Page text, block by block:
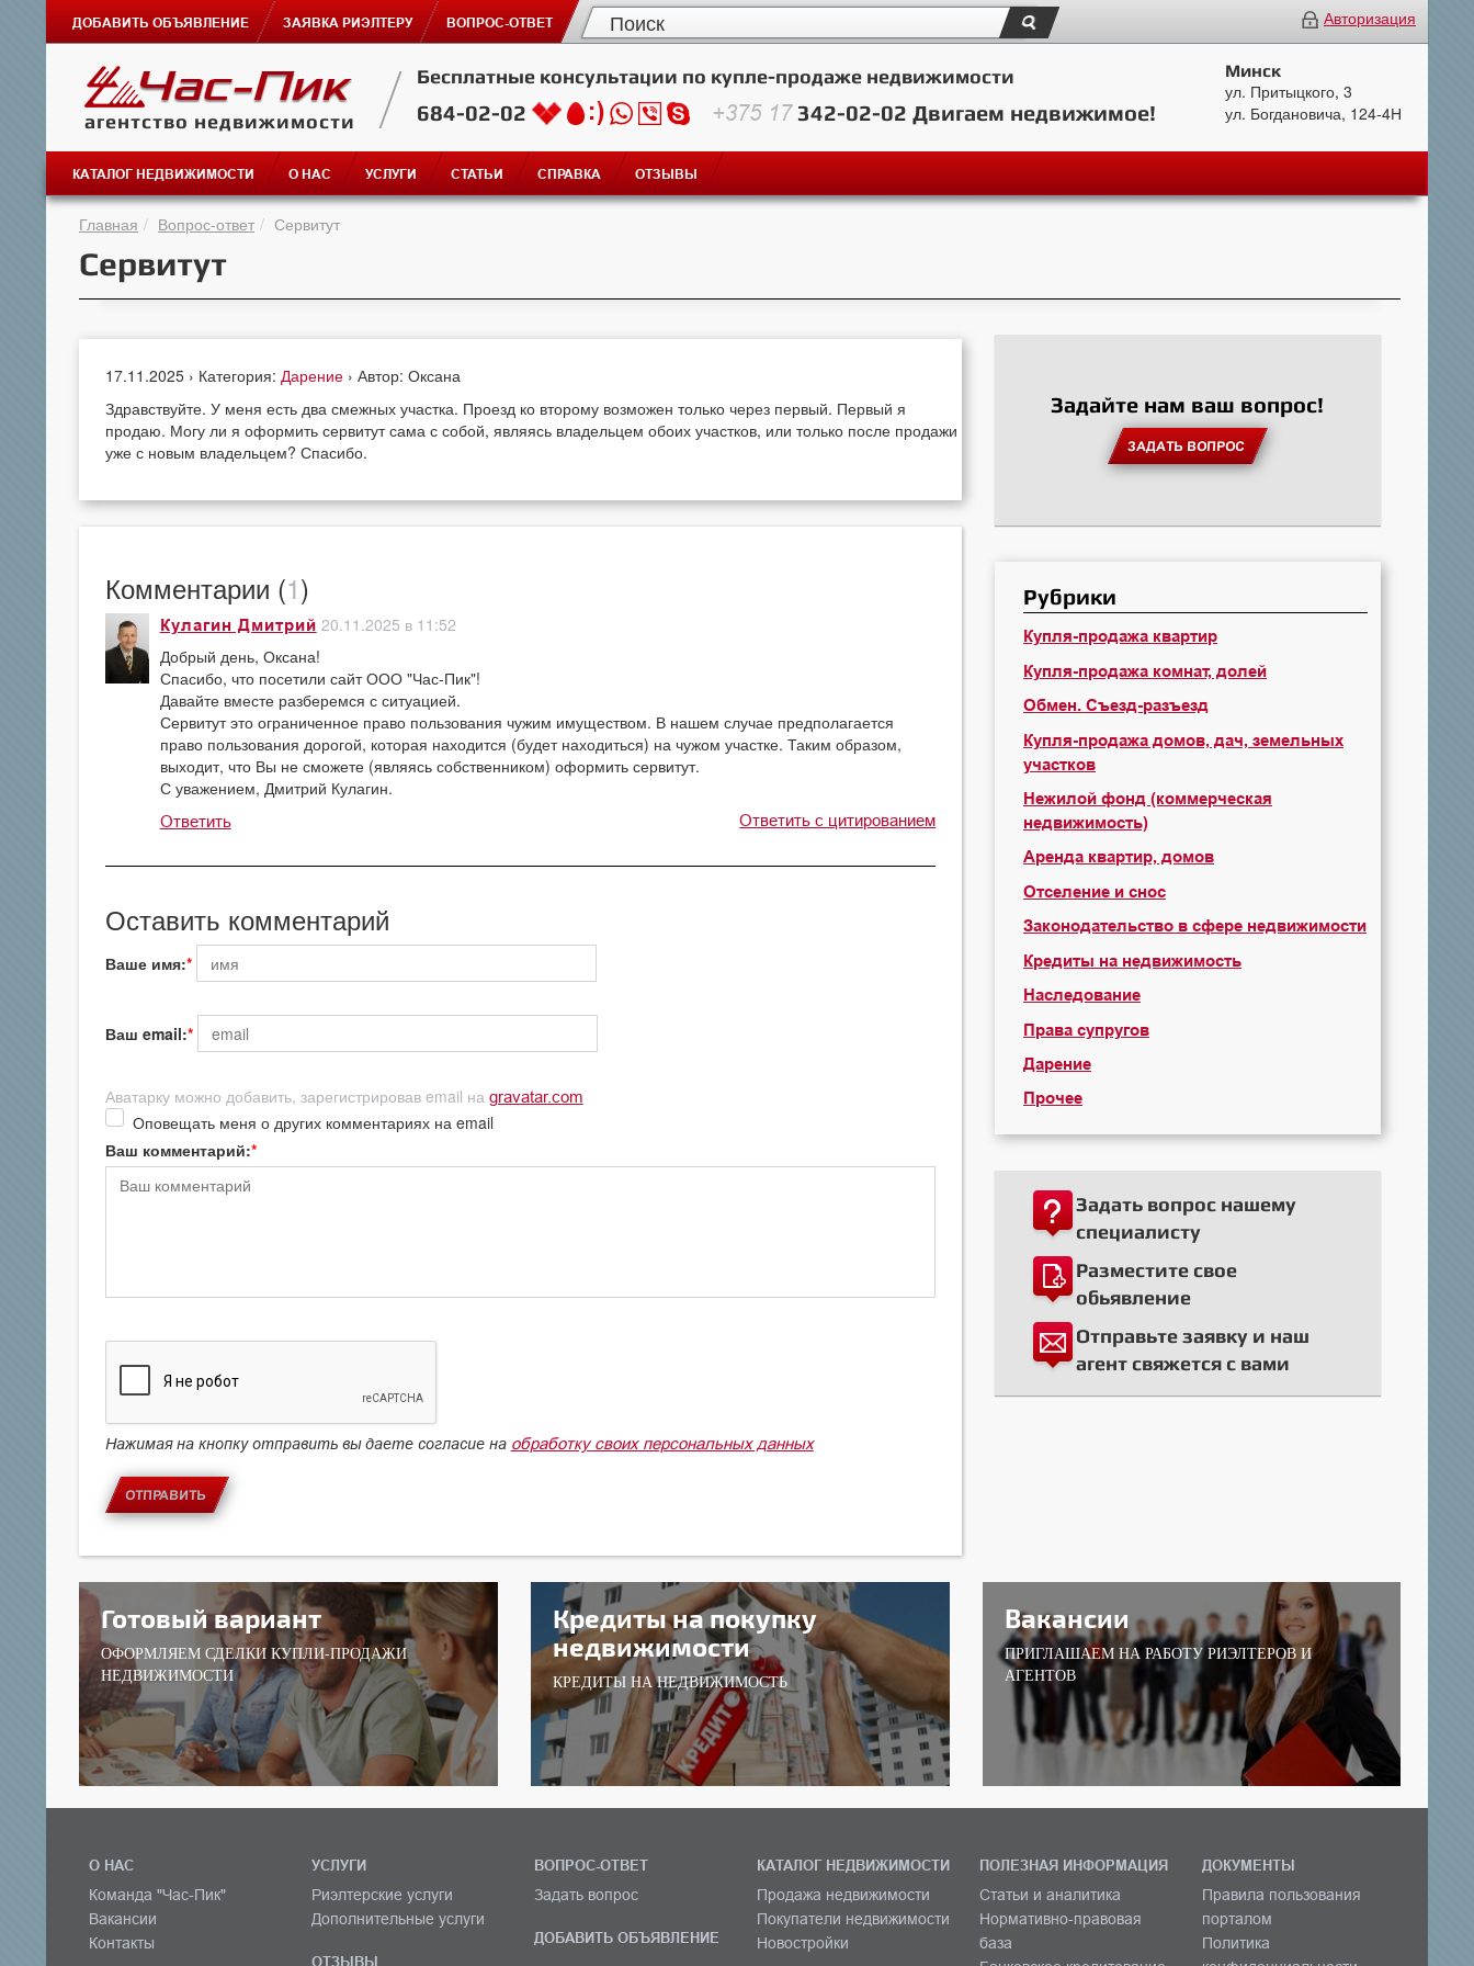
ДОБАВИТЬ ОБЪЯВЛЕНИЕ ЗАЯВКА РИЭЛТЕРУ ВОПРОС-ОТВЕТ Авторизация
агентство недвижимости
Бесплатные консультации по купле-продаже недвижимости
684-02-02 +375 17342-02-02 Двигаем недвижимое!
Минск
ул. Притыцкого, 3
ул. Богдановича, 124-4Н
КАТАЛОГ НЕДВИЖИМОСТИ О НАС УСЛУГИ СТАТЬИ СПРАВКА ОТЗЫВЫ
Главная Вопрос-ответ Сервитут
Сервитут
17.11.2025 › Категория: Дарение › Автор: Оксана
Здравствуйте. У меня есть два смежных участка. Проезд ко второму возможен только через первый. Первый я
продаю. Могу ли я оформить сервитут сама с собой, являясь владельцем обоих участков, или только после продажи
уже с новым владельцем? Спасибо.
Комментарии (1)
Кулагин Дмитрий 20.11.2025 в 11:52
Добрый день, Оксана!
Спасибо, что посетили сайт ООО "Час-Пик"!
Давайте вместе разберемся с ситуацией.
Сервитут это ограниченное право пользования чужим имуществом. В нашем случае предполагается
право пользования дорогой, которая находится (будет находиться) на чужом участке. Таким образом,
выходит, что Вы не сможете (являясь собственником) оформить сервитут.
С уважением, Дмитрий Кулагин.
Ответить Ответить с цитированием
Оставить комментарий
Ваше имя:
Ваш email:
Аватарку можно добавить, зарегистрировав email на gravatar.com
Оповещать меня о других комментариях на email
Ваш комментарий:
Нажимая на кнопку отправить вы даете согласие на обработку своих персональных данных
ОТПРАВИТЬ
Задайте нам ваш вопрос!
ЗАДАТЬ ВОПРОС
Рубрики
Купля-продажа квартир
Купля-продажа комнат, долей
Обмен. Съезд-разъезд
Купля-продажа домов, дач, земельных
участков
Нежилой фонд (коммерческая
недвижимость)
Аренда квартир, домов
Отселение и снос
Законодательство в сфере недвижимости
Кредиты на недвижимость
Наследование
Права супругов
Дарение
Прочее
Задать вопрос нашему
специалисту
Разместите свое
обьявление
Отправьте заявку и наш
агент свяжется с вами
Готовый вариант
ОФОРМЛЯЕМ СДЕЛКИ КУПЛИ-ПРОДАЖИ
НЕДВИЖИМОСТИ
Кредиты на покупку
недвижимости
КРЕДИТЫ НА НЕДВИЖИМОСТЬ
Вакансии
ПРИГЛАШАЕМ НА РАБОТУ РИЭЛТЕРОВ И
АГЕНТОВ
О НАС
Команда "Час-Пик"
Вакансии
Контакты
УСЛУГИ
Риэлтерские услуги
Дополнительные услуги
ОТЗЫВЫ
ВОПРОС-ОТВЕТ
Задать вопрос
ДОБАВИТЬ ОБЪЯВЛЕНИЕ
КАТАЛОГ НЕДВИЖИМОСТИ
Продажа недвижимости
Покупатели недвижимости
Новостройки
ПОЛЕЗНАЯ ИНФОРМАЦИЯ
Статьи и аналитика
Нормативно-правовая
база
ДОКУМЕНТЫ
Правила пользования
порталом
Политика